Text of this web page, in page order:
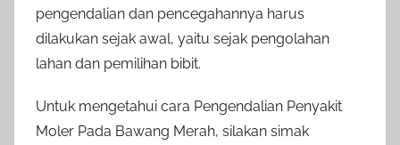
pengendalian dan pencegahannya harus
dilakukan sejak awal, yaitu sejak pengolahan
lahan dan pemilihan bibit.
Untuk mengetahui cara Pengendalian Penyakit
Moler Pada Bawang Merah, silakan simak